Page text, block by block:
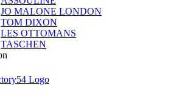
JO MALONE LONDON
TOM DIXON
LES OTTOMANS
TASCHEN